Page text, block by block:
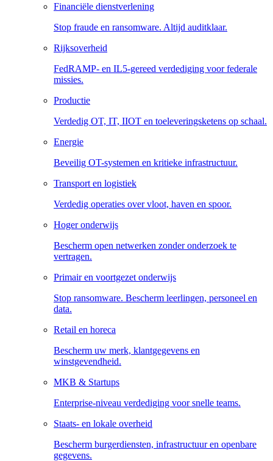
Financiële dienstverlening
Stop fraude en ransomware. Altijd auditklaar.
Rijksoverheid
FedRAMP- en IL5-gereed verdediging voor federale
missies.
Productie
Verdedig OT, IT, IIOT en toeleveringsketens op schaal.
Energie
Beveilig OT-systemen en kritieke infrastructuur.
Transport en logistiek
Verdedig operaties over vloot, haven en spoor.
Hoger onderwijs
Bescherm open netwerken zonder onderzoek te
vertragen.
Primair en voortgezet onderwijs
Stop ransomware. Bescherm leerlingen, personeel en
data.
Retail en horeca
Bescherm uw merk, klantgegevens en
winstgevendheid.
MKB & Startups
Enterprise-niveau verdediging voor snelle teams.
Staats- en lokale overheid
Bescherm burgerdiensten, infrastructuur en openbare
gegevens.